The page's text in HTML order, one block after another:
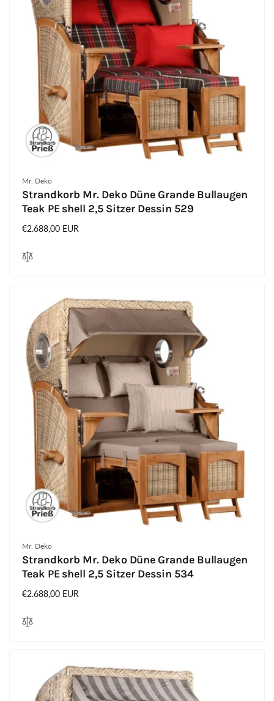
Anbieter:
Mr. Deko
Strandkorb Mr. Deko Düne Grande Bullaugen
Teak PE shell 2,5 Sitzer Dessin 529
Normaler
€2.688,00 EUR
Anbieter:
Mr. Deko
Strandkorb Mr. Deko Düne Grande Bullaugen
Teak PE shell 2,5 Sitzer Dessin 534
Normaler
€2.688,00 EUR